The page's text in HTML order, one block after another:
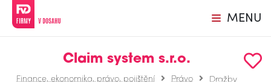
MENU
Claim system s.r.o.
Finance, ekonomika, právo, pojištění Právo Dražby